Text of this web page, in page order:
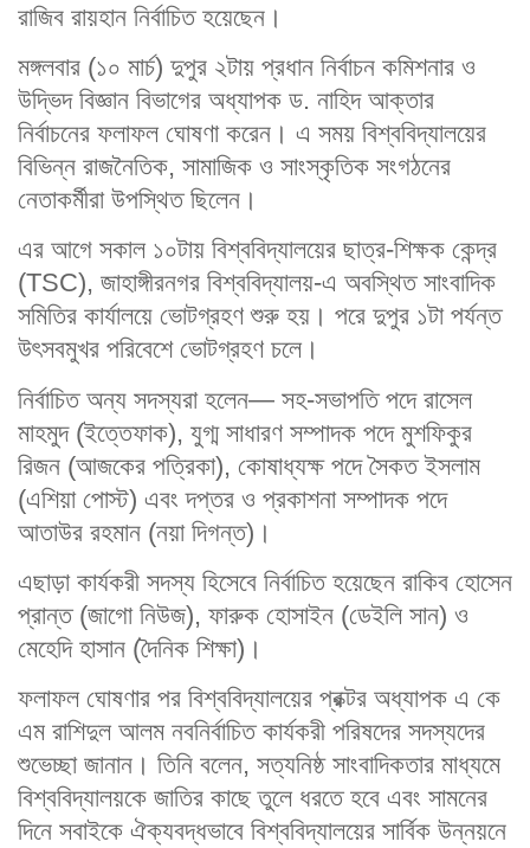
রাজিব রায়হান নির্বাচিত হয়েছেন।
মঙ্গলবার (১০ মার্চ) দুপুর ২টায় প্রধান নির্বাচন কমিশনার ও
উদ্ভিদ বিজ্ঞান বিভাগের অধ্যাপক ড. নাহিদ আক্তার
নির্বাচনের ফলাফল ঘোষণা করেন। এ সময় বিশ্ববিদ্যালয়ের
বিভিন্ন রাজনৈতিক, সামাজিক ও সাংস্কৃতিক সংগঠনের
নেতাকর্মীরা উপস্থিত ছিলেন।
এর আগে সকাল ১০টায় বিশ্ববিদ্যালয়ের ছাত্র-শিক্ষক কেন্দ্র
(TSC), জাহাঙ্গীরনগর বিশ্ববিদ্যালয়-এ অবস্থিত সাংবাদিক
সমিতির কার্যালয়ে ভোটগ্রহণ শুরু হয়। পরে দুপুর ১টা পর্যন্ত
উৎসবমুখর পরিবেশে ভোটগ্রহণ চলে।
নির্বাচিত অন্য সদস্যরা হলেন— সহ-সভাপতি পদে রাসেল
মাহমুদ (ইত্তেফাক), যুগ্ম সাধারণ সম্পাদক পদে মুশফিকুর
রিজন (আজকের পত্রিকা), কোষাধ্যক্ষ পদে সৈকত ইসলাম
(এশিয়া পোস্ট) এবং দপ্তর ও প্রকাশনা সম্পাদক পদে
আতাউর রহমান (নয়া দিগন্ত)।
এছাড়া কার্যকরী সদস্য হিসেবে নির্বাচিত হয়েছেন রাকিব হোসেন
প্রান্ত (জাগো নিউজ), ফারুক হোসাইন (ডেইলি সান) ও
মেহেদি হাসান (দৈনিক শিক্ষা)।
ফলাফল ঘোষণার পর বিশ্ববিদ্যালয়ের প্রক্টর অধ্যাপক এ কে
এম রাশিদুল আলম নবনির্বাচিত কার্যকরী পরিষদের সদস্যদের
শুভেচ্ছা জানান। তিনি বলেন, সত্যনিষ্ঠ সাংবাদিকতার মাধ্যমে
বিশ্ববিদ্যালয়কে জাতির কাছে তুলে ধরতে হবে এবং সামনের
দিনে সবাইকে ঐক্যবদ্ধভাবে বিশ্ববিদ্যালয়ের সার্বিক উন্নয়নে